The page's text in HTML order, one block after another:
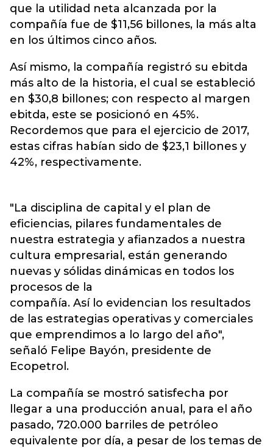
que la utilidad neta alcanzada por la
compañía fue de $11,56 billones, la más alta
en los últimos cinco años.
Así mismo, la compañía registró su ebitda
más alto de la historia, el cual se estableció
en $30,8 billones; con respecto al margen
ebitda, este se posicionó en 45%.
Recordemos que para el ejercicio de 2017,
estas cifras habían sido de $23,1 billones y
42%, respectivamente.
"La disciplina de capital y el plan de
eficiencias, pilares fundamentales de
nuestra estrategia y afianzados a nuestra
cultura empresarial, están generando
nuevas y sólidas dinámicas en todos los
procesos de la
compañía. Así lo evidencian los resultados
de las estrategias operativas y comerciales
que emprendimos a lo largo del año",
señaló Felipe Bayón, presidente de
Ecopetrol.
La compañía se mostró satisfecha por
llegar a una producción anual, para el año
pasado, 720.000 barriles de petróleo
equivalente por día, a pesar de los temas de